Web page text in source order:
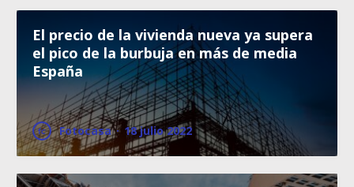
El precio de la vivienda nueva ya supera
el pico de la burbuja en más de media
España
Fotocasa · 18 julio 2022